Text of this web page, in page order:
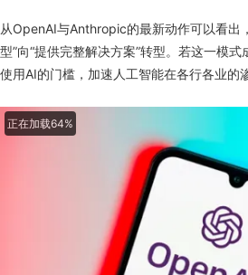
从OpenAI与Anthropic的最新动作可以看出
型”向“提供完整解决方案”转型。若这一模
使用AI的门槛，加速人工智能在各行各业的